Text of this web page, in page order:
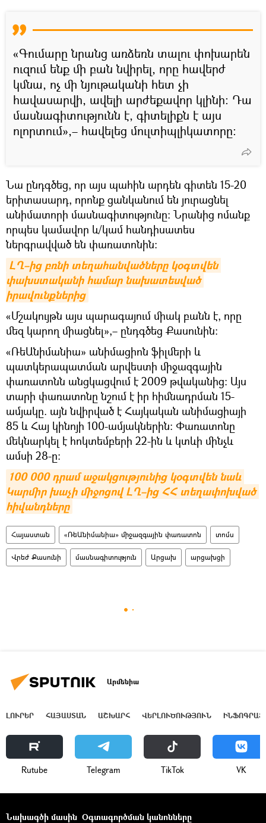
«Գումարը նրանց առձեռն տալու փոխարեն
ուզում ենք մի բան նվիրել, որը հավերժ
կմնա, ոչ մի նյութականի հետ չի
հավասարվի, ավելի արժեքավոր կլինի։ Դա
մասնագիտությունն է, գիտելիքն է այս
ոլորտում»,– հավելեց մուլտիպլիկատորը։
Նա ընդգծեց, որ այս պահին արդեն գիտեն 15-20
երիտասարդ, որոնք ցանկանում են յուրացնել
անիմատորի մասնագիտությունը։ Նրանից ոմանք
որպես կամավոր և/կամ հանդիսատես
ներգրավված են փառատոնին։
ԼՂ–ից բռնի տեղահանվածները կօգտվեն
փախստականի համար նախատեսված
իրավունքներից
«Մշակույթն այս պարագայում միակ բանն է, որը
մեզ կարող միացնել»,– ընդգծեց Քասունին։
«ՌեԱնիմանիա» անիմացիոն ֆիլմերի և
պատկերապատման արվեստի միջազգային
փառատոնն անցկացվում է 2009 թվականից։ Այս
տարի փառատոնը նշում է իր հիմնադրման 15-
ամյակը. այն նվիրված է Հայկական անիմացիայի
85 և Հայ կինոյի 100-ամյակներին: Փառատոնը
մեկնարկել է հոկտեմբերի 22-ին և կտևի մինչև
ամսի 28-ը։
100 000 դրամ աջակցությունից կօգտվեն նաև
Կարմիր խաչի միջոցով ԼՂ–ից ՀՀ տեղափոխված
հիվանդները
Հայաստան «ՌեԱնիմանիա» միջազգային փառատոն տոմս
Վրեժ Քասունի մասնագիտություն Արցախ արցախցի
Արմենիա
ԼՈՒՐԵՐ ՀԱՅԱՍՏԱՆ ԱՇԽԱՐՀ ՎԵՐԼՈՒԾՈՒԹՅՈՒՆ
Rutube Telegram ТikТоk VK
Նախագծի մասին Օգտագործման կանոնները